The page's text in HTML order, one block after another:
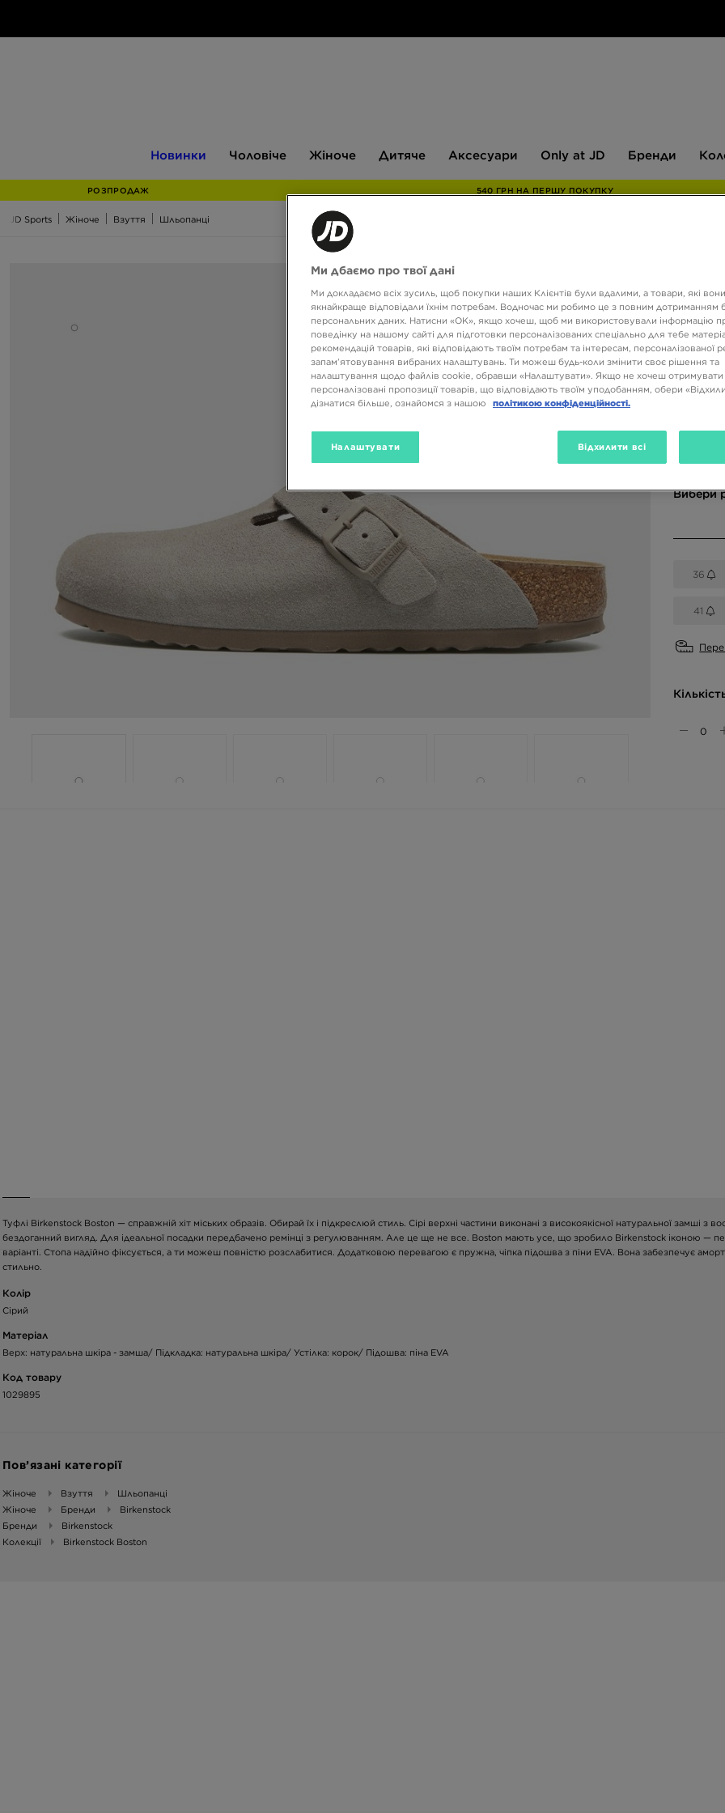
Новинки Чоловіче Жіноче Дитяче Аксесуари
JD
Only at JD Бренди
РОЗПРОДАЖ 540 ГРН НА ПЕРШУ ПОКУПКУ
JD Sports Жіноче Взуття Шльопанці
4499
Вибери
36
41
Туфлі Birkenstock Boston — справжній хіт міських образів. Обирай їх і підкреслюй стиль. Сірі верхні частини виконані з високоякісної натуральної замші з
бездоганний вигляд. Для ідеальної посадки передбачено ремінці з регулюванням. Але це ще не все. Boston мають усе, що зробило Birkenstock іконою —
варіанті. Стопа надійно фіксується, а ти можеш повністю розслабитися. Додатковою перевагою є пружна, чіпка підошва з піни EVA. Вона забезпечує
стильно.
Колір
Сірий
Матеріал
Верх: натуральна шкіра - замша/ Підкладка: натуральна шкіра/ Устілка: корок/ Підошва: піна EVA
Код товару
1029895
Пов’язані категорії
Жіноче Взуття
Шльопанці
Жіноче
Бренди
Birkenstock
Бренди
Birkenstock
Колекції
Birkenstock Boston
Ми дбаємо про твої дані
Ми докладаємо всіх зусиль, щоб покупки наших Клієнтів були вдалими, а товари, які
якнайкраще відповідали їхнім потребам. Водночас ми робимо це з повним дотриманням
персональних даних. Натисни «OK», якщо хочеш, щоб ми використовували інформацію
поведінку на нашому сайті для підготовки персоналізованих спеціально для тебе
рекомендацій товарів, які відповідають твоїм потребам та інтересам, персоналізованої
запам’ятовування вибраних налаштувань. Ти можеш будь-коли змінити своє рішення та
налаштування щодо файлів cookie, обравши «Налаштувати». Якщо не хочеш отримувати
персоналізовані пропозиції товарів, що відповідають твоїм уподобанням, обери
дізнатися більше, ознайомся з нашою
політикою конфіденційності.
Налаштувати Відхилити всі